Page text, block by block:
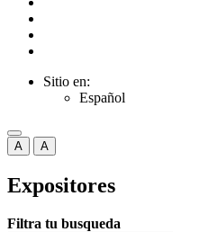
Sitio en:
Español
A A
Expositores
Filtra tu busqueda